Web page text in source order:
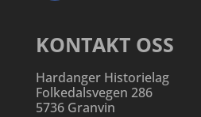
KONTAKT OSS
Hardanger Historielag
Folkedalsvegen 286
5736 Granvin